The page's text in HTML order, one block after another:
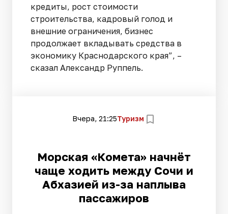
кредиты, рост стоимости
строительства, кадровый голод и
внешние ограничения, бизнес
продолжает вкладывать средства в
экономику Краснодарского края”, –
сказал Александр Руппель.
Вчера, 21:25Туризм
Морская «Комета» начнёт
чаще ходить между Сочи и
Абхазией из-за наплыва
пассажиров